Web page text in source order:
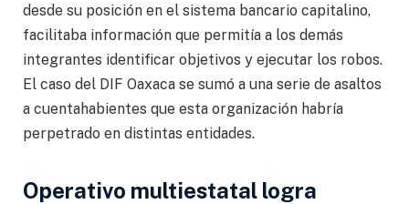
desde su posición en el sistema bancario capitalino,
facilitaba información que permitía a los demás
integrantes identificar objetivos y ejecutar los robos.
El caso del DIF Oaxaca se sumó a una serie de asaltos
a cuentahabientes que esta organización habría
perpetrado en distintas entidades.
Operativo multiestatal logra